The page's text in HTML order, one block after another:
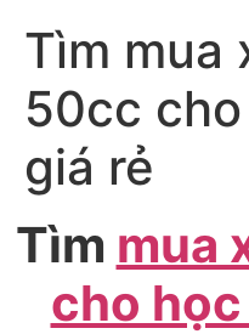
Tìm mua
50cc
giá rẻ
Tìm mua
cho